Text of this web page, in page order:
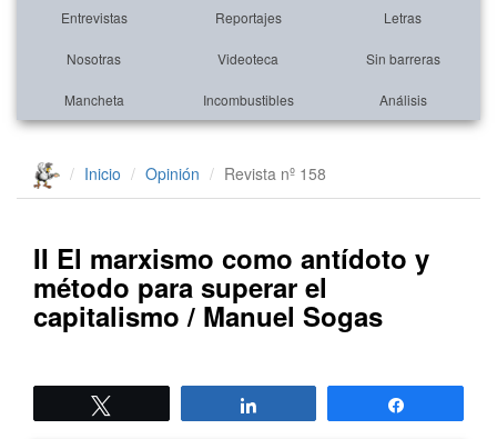
Entrevistas Reportajes Letras
Nosotras Videoteca Sin barreras
Mancheta Incombustibles Análisis
Inicio Opinión Revista nº 158
II El marxismo como antídoto y
método para superar el
capitalismo / Manuel Sogas